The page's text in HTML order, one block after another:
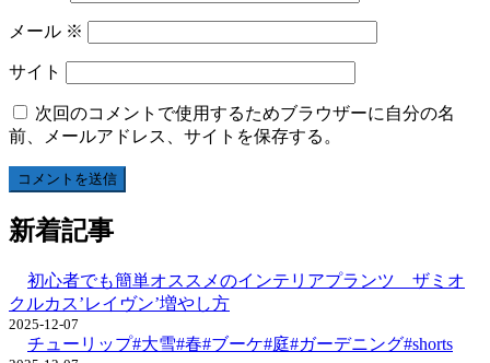
メール ※
サイト
次回のコメントで使用するためブラウザーに自分の名
前、メールアドレス、サイトを保存する。
新着記事
初心者でも簡単オススメのインテリアプランツ ザミオ
クルカス’レイヴン’増やし方
2025-12-07
チューリップ#大雪#春#ブーケ#庭#ガーデニング#shorts